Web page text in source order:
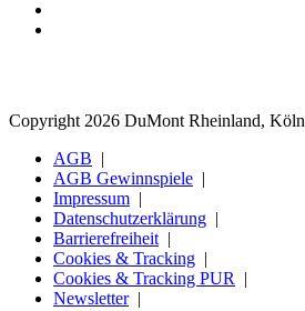
Copyright 2026 DuMont Rheinland, Köln
AGB
AGB Gewinnspiele
Impressum
Datenschutzerklärung
Barrierefreiheit
Cookies & Tracking
Cookies & Tracking PUR
Newsletter